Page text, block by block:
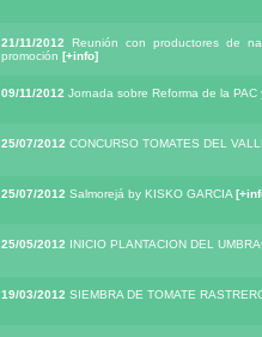
21/11/2012 Reunión con productores de
promoción [+info]
09/11/2012 Jornada sobre Reforma de la
25/07/2012 CONCURSO TOMATES DEL
25/07/2012 Salmorejá by KISKO GARCIA
25/05/2012 INICIO PLANTACION DEL
19/03/2012 SIEMBRA DE TOMATE